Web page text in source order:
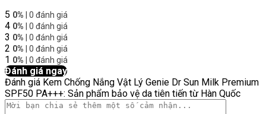
5 0% | 0 đánh giá
4 0% | 0 đánh giá
3 0% | 0 đánh giá
2 0% | 0 đánh giá
1 0% | 0 đánh giá
Đánh giá ngay
Đánh giá Kem Chống Nắng Vật Lý Genie Dr Sun Milk Premium
SPF50 PA+++: Sản phẩm bảo vệ da tiên tiến từ Hàn Quốc